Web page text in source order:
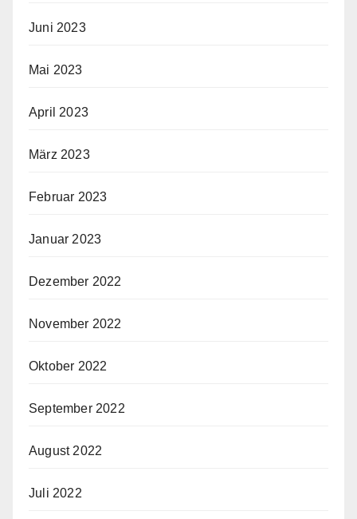
Juni 2023
Mai 2023
April 2023
März 2023
Februar 2023
Januar 2023
Dezember 2022
November 2022
Oktober 2022
September 2022
August 2022
Juli 2022